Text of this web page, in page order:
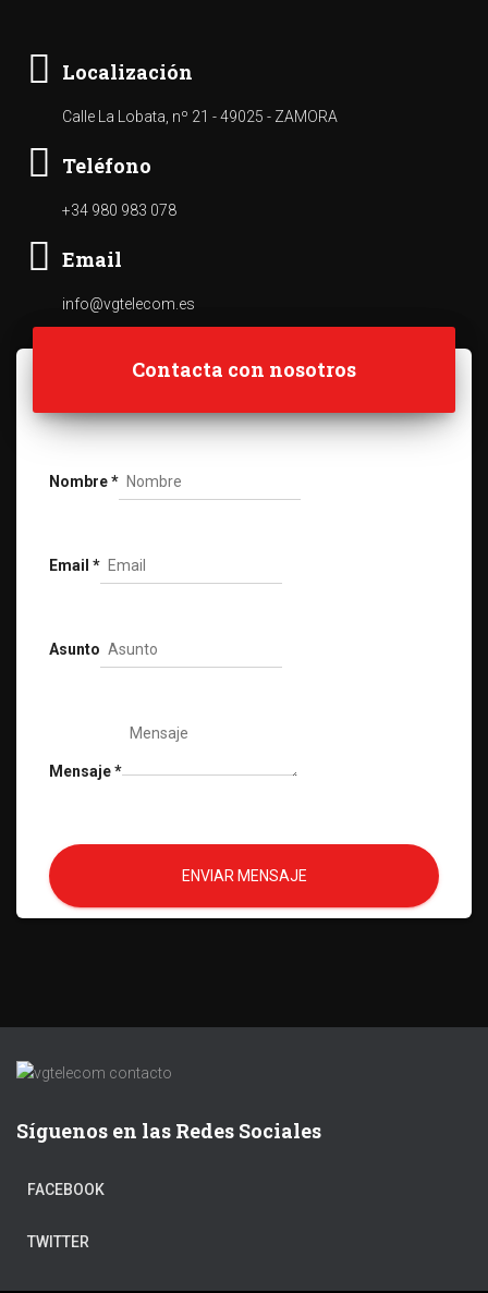
Localización
Calle La Lobata, nº 21 - 49025 - ZAMORA
Teléfono
+34 980 983 078
Email
info@vgtelecom.es
Contacta con nosotros
Nombre*
Email *
Asunto
Mensaje*
ENVIAR MENSAJE
Síguenos en las Redes Sociales
FACEBOOK
TWITTER